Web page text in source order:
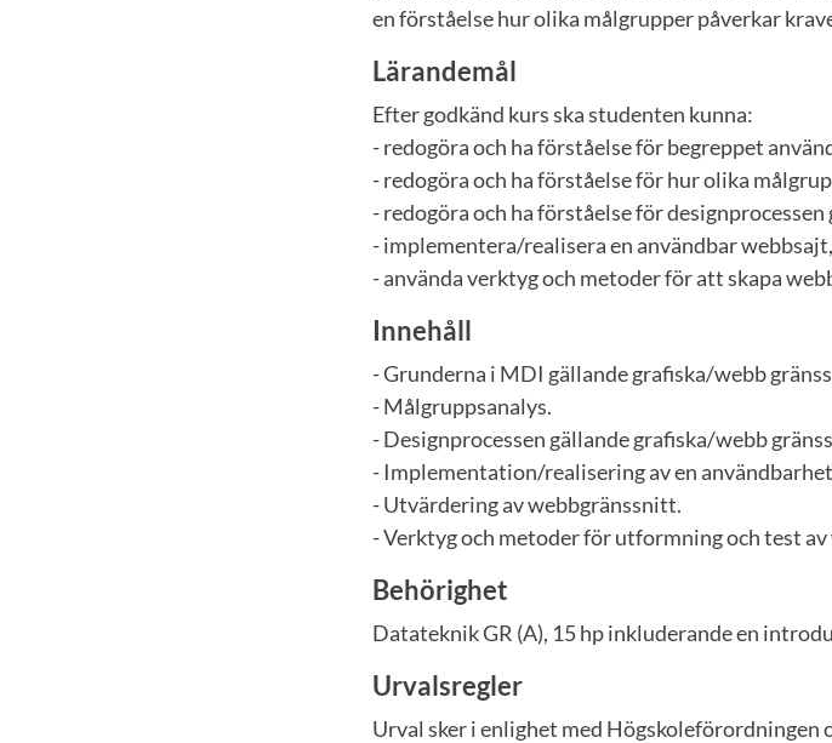
en förståelse hur olika målgrupper påverkar
Lärandemål
Efter godkänd kurs ska studenten kunna:
- redogöra och ha förståelse för begreppet
- redogöra och ha förståelse för hur olika
- redogöra och ha förståelse för
- implementera/realisera en användbar webbsajt,
- använda verktyg och metoder för att skapa
Innehåll
- Grunderna i MDI gällande grafiska/webb
- Målgruppsanalys.
- Designprocessen gällande grafiska/webb
- Implementation/realisering av en
- Utvärdering av webbgränssnitt.
- Verktyg och metoder för utformning och test
Behörighet
Datateknik GR (A), 15 hp inkluderande en
Urvalsregler
Urval sker i enlighet med Högskoleförordningen